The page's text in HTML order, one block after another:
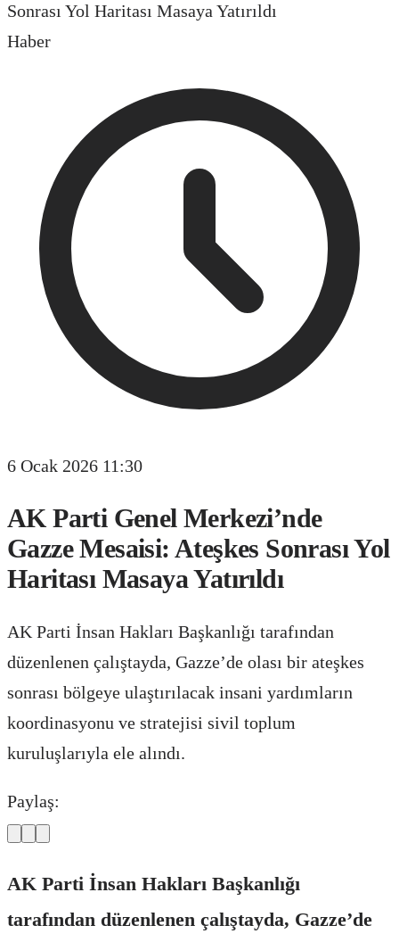
Sonrası Yol Haritası Masaya Yatırıldı
Haber
6 Ocak 2026 11:30
AK Parti Genel Merkezi’nde
Gazze Mesaisi: Ateşkes Sonrası Yol
Haritası Masaya Yatırıldı
AK Parti İnsan Hakları Başkanlığı tarafından
düzenlenen çalıştayda, Gazze’de olası bir ateşkes
sonrası bölgeye ulaştırılacak insani yardımların
koordinasyonu ve stratejisi sivil toplum
kuruluşlarıyla ele alındı.
Paylaş:
AK Parti İnsan Hakları Başkanlığı
tarafından düzenlenen çalıştayda, Gazze’de